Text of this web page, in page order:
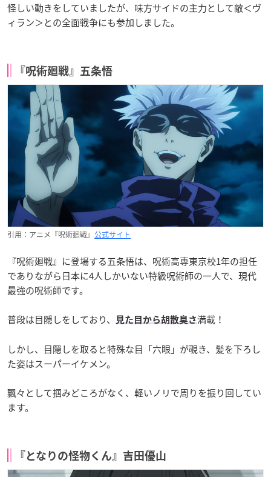
怪しい動きをしていましたが、味方サイドの主力として敵＜ヴ
ィラン＞との全面戦争にも参加しました。
『呪術廻戦』五条悟
引用：アニメ『呪術廻戦』 公式サイト
『呪術廻戦』に登場する五条悟は、呪術高専東京校1年の担任
でありながら日本に4人しかいない特級呪術師の一人で、現代
最強の呪術師です。
普段は目隠しをしており、 見た目から胡散臭さ満載！
しかし、目隠しを取ると特殊な目「六眼」が覗き、髪を下ろし
た姿はスーパーイケメン。
飄々として掴みどころがなく、軽いノリで周りを振り回してい
ます。
『となりの怪物くん』吉田優山